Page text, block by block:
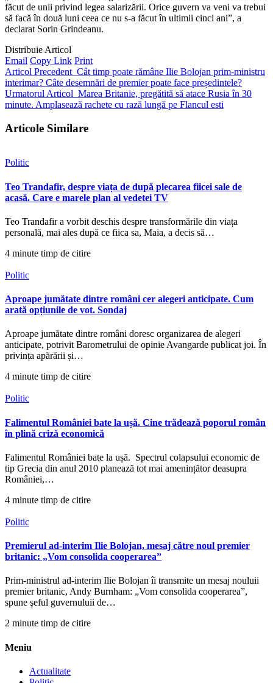
făcut de unii privind legea salarizării. Orice guvern va veni va trebui
să facă în două luni ceea ce nu s-a făcut în ultimii cinci ani”, a
declarat Sorin Grindeanu.
Distribuie Articol
Email Copy Link Print
Articol Precedent Cât timp poate rămâne Ilie Bolojan prim-ministru
interimar? Câte desemnări de premier poate face președintele?
Urmatorul Articol Marea Britanie, pregătită să atace Rusia în 30
minute. Amplasează rachete cu rază lungă pe Flancul esti
Articole Similare
Politic
Teo Trandafir, despre viața de după plecarea fiicei sale de
acasă. Care e marele plan al vedetei TV
Teo Trandafir a vorbit deschis despre transformările din viața
personală, mai ales după ce fiica sa, Maia, a decis să…
4 minute timp de citire
Politic
Aproape jumătate dintre români cer alegeri anticipate. Cum
arată opțiunile de vot. Sondaj
Aproape jumătate dintre români doresc organizarea de alegeri
anticipate, potrivit Barometrului de opinie Avangarde publicat joi. În
privința apărării și…
4 minute timp de citire
Politic
Falimentul României bate la ușă. Cine trădează poporul român
în plină criză economică
Falimentul României bate la ușă. Spectrul colapsului economic de
tip Grecia din anul 2010 planează tot mai amenințător deasupra
României,…
4 minute timp de citire
Politic
Premierul ad-interim Ilie Bolojan, mesaj către noul premier
britanic: „Vom consolida cooperarea”
Prim-ministrul ad-interim Ilie Bolojan îi transmite un mesaj nouluii
premier britanic, Andy Burnham: „Vom consolida cooperarea”,
spune şeful guvernuluii de…
2 minute timp de citire
Meniu
Actualitate